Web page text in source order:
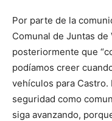
Por parte de la
Comunal de Juntas de
posteriormente que
podíamos creer
vehículos para
seguridad como
siga avanzando,